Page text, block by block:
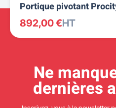
Portique pivotant
892,00 €HT
Ne
dernières